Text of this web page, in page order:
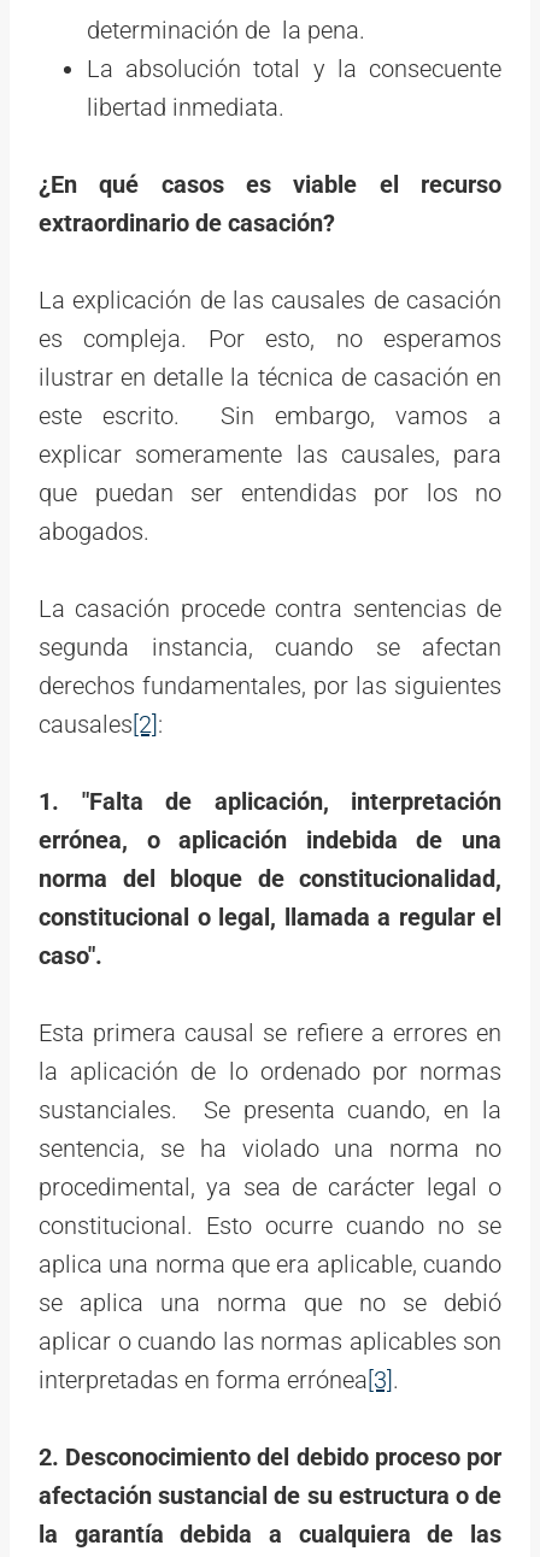
determinación de la pena.
La absolución total y la consecuente
libertad inmediata.
¿En qué casos es viable el recurso
extraordinario de casación?
La explicación de las causales de casación
es compleja. Por esto, no esperamos
ilustrar en detalle la técnica de casación en
este escrito. Sin embargo, vamos a
explicar someramente las causales, para
que puedan ser entendidas por los no
abogados.
La casación procede contra sentencias de
segunda instancia, cuando se afectan
derechos fundamentales, por las siguientes
causales[2]:
1. "Falta de aplicación, interpretación
errónea, o aplicación indebida de una
norma del bloque de constitucionalidad,
constitucional o legal, llamada a regular el
caso".
Esta primera causal se refiere a errores en
la aplicación de lo ordenado por normas
sustanciales. Se presenta cuando, en la
sentencia, se ha violado una norma no
procedimental, ya sea de carácter legal o
constitucional. Esto ocurre cuando no se
aplica una norma que era aplicable, cuando
se aplica una norma que no se debió
aplicar o cuando las normas aplicables son
interpretadas en forma errónea[3].
2. Desconocimiento del debido proceso por
afectación sustancial de su estructura o de
la garantía debida a cualquiera de las